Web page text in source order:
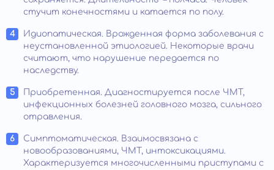
стучит конечностями и катается по полу.
Идиопатическая. Врожденная форма заболевания с
неустановленной этиологией. Некоторые врачи
считают, что нарушение передается по
наследству.
Приобретенная. Диагностируется после ЧМТ,
инфекционных болезней головного мозга, сильного
отравления.
Симптоматическая. Взаимосвязана с
новообразованиями, ЧМТ, интоксикациями.
Характеризуется многочисленными приступами с